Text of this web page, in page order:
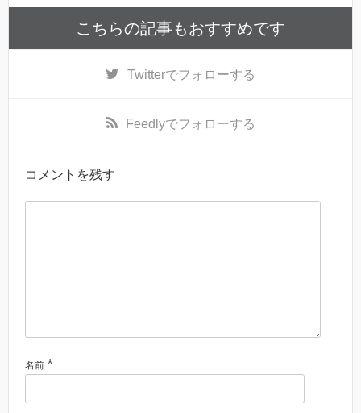
こちらの記事もおすすめです
Twitterでフォローする
Feedlyでフォローする
コメントを残す
名前 *